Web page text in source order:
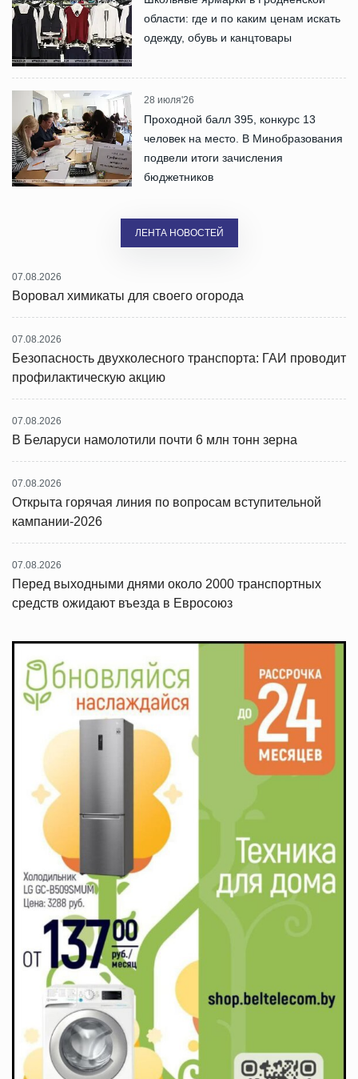
области: где и по каким ценам искать
одежду, обувь и канцтовары
28 июля'26
Проходной балл 395, конкурс 13
человек на место. В Минобразования
подвели итоги зачисления
бюджетников
ЛЕНТА НОВОСТЕЙ
07.08.2026
Воровал химикаты для своего огорода
07.08.2026
Безопасность двухколесного транспорта: ГАИ проводит
профилактическую акцию
07.08.2026
В Беларуси намолотили почти 6 млн тонн зерна
07.08.2026
Открыта горячая линия по вопросам вступительной
кампании-2026
07.08.2026
Перед выходными днями около 2000 транспортных
средств ожидают въезда в Евросоюз